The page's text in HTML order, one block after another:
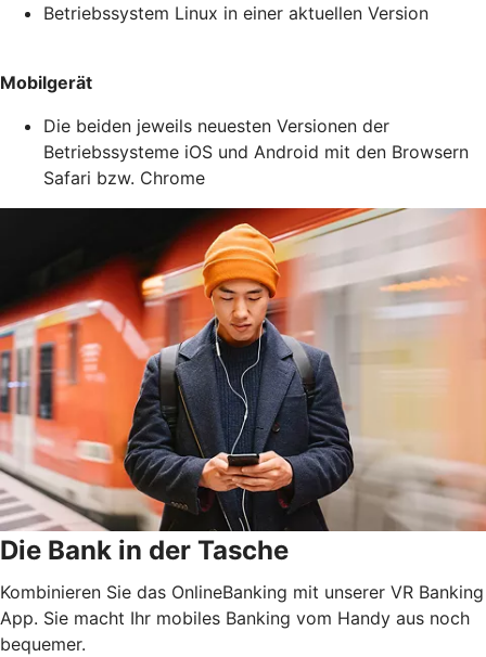
Betriebssystem Linux in einer aktuellen Version
Mobilgerät
Die beiden jeweils neuesten Versionen der
Betriebssysteme iOS und Android mit den Browsern
Safari bzw. Chrome
Die Bank in der Tasche
Kombinieren Sie das OnlineBanking mit unserer VR Banking
App. Sie macht Ihr mobiles Banking vom Handy aus noch
bequemer.